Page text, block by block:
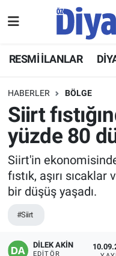
RESMİ İLANLAR
HABERLER BÖLGE
Siirt
yüzde 80
Siirt'in
fıstık, aşırı
bir düşüş yaşadı.
#Siirt
DİLEK AKİN
EDITÖR
ASAYİŞ
DİYARBAKIR
EKONOMİ
BÖLGE
Hava Durumu
Namaz Vakitleri
Trafik Durumu
Süper Lig Puan
Tüm Manşetler